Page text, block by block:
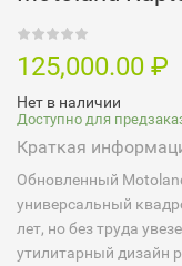
125,000.00 ₽
Нет в наличии
Доступно для
Краткая
Обновленный
универсальный
лет, но без труда
утилитарный дизайн